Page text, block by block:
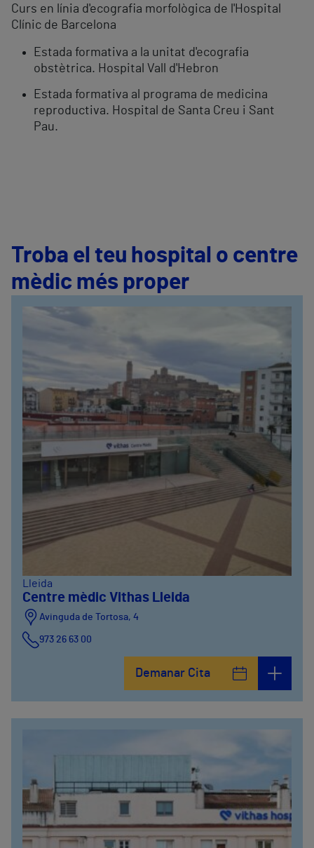
Curs en línia d'ecografia morfològica de l'Hospital
Clínic de Barcelona
Estada formativa a la unitat d'ecografia
obstètrica. Hospital Vall d'Hebron
Estada formativa al programa de medicina
reproductiva. Hospital de Santa Creu i Sant
Pau.
Troba el teu hospital o centre
mèdic més proper
Lleida
Centre mèdic Vithas Lleida
Avinguda de Tortosa, 4
973 26 63 00
Demanar Cita